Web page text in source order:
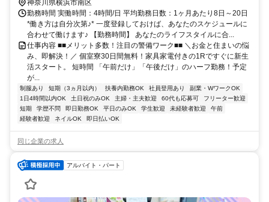
奈川県横浜市南区エリア(井土ケ谷駅、弘明寺駅、黄金町駅、蒔田
駅、南太田駅、吉野町駅、横浜駅)
神奈川県横浜市南区
勤務時間 実働時間：4時間/日 平均勤務日数：1ヶ月あたり8日～20日
*働き方は自分次第♪* 一度登録しておけば、あなたのスケジュールに
合わせて働けます♪ 【勤務時間】 あなたのライフスタイルに合...
仕事内容 ■■メリット多数！注目の警備ワーク■■ ＼お金と住まいの悩
み、即解決！／ 個室寮30日間無料！家具家電付きの1Rですぐに新生
活スタート。 短時間 「午前だけ」「午後だけ」のハーフ勤務！予定
が...
制服あり 短期（3ヵ月以内） 扶養内勤務OK 社員登用あり
副業・WワークOK
1日4時間以内OK
土日祝のみOK 主婦・主夫歓迎 60代も応募可
フリーター歓迎
短期
学歴不問 即日勤務OK 平日のみOK 学生歓迎 未経験者歓迎
午前
経験者歓迎
ネイルOK 即日払いOK
同じ企業の求人
アルバイト・パート